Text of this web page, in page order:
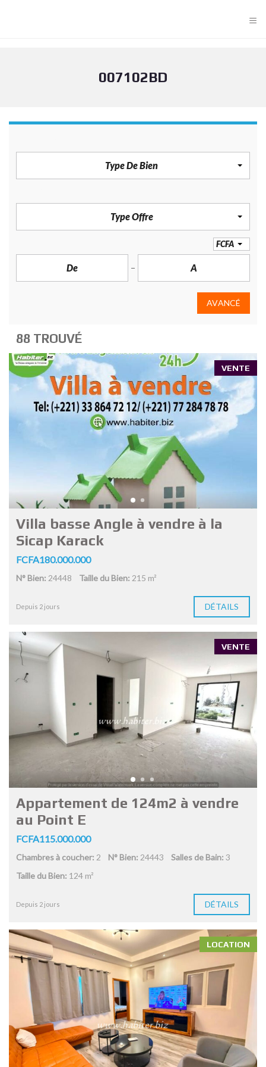
≡
007102BD
Type De Bien
Type Offre
FCFA
AVANCÉ
88 TROUVÉ
VENTE
Villa basse Angle à vendre à la
Sicap Karack
FCFA180.000.000
N° Bien: 24448 Taille du Bien: 215 m²
Depuis 2 jours DÉTAILS
VENTE
Appartement de 124m2 à vendre
au Point E
FCFA115.000.000
Chambres à coucher: 2 N° Bien: 24443 Salles de Bain: 3
Taille du Bien: 124 m²
Depuis 2 jours DÉTAILS
LOCATION